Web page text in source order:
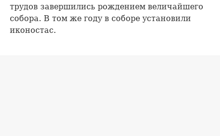
трудов завершились рождением величайшего
собора. В том же году в соборе установили
иконостас.